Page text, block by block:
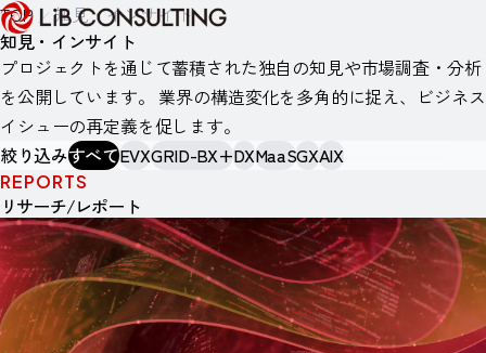
TOP
知見・インサイト
知見・インサイト
プロジェクトを通じて蓄積された独自の知見や市場調査・分析
を公開しています。 業界の構造変化を多角的に捉え、ビジネス
イシューの再定義を促します。
絞り込みすべてEVXGRID-BX+DXMaaSGXAIX
REPORTS
リサーチ/レポート